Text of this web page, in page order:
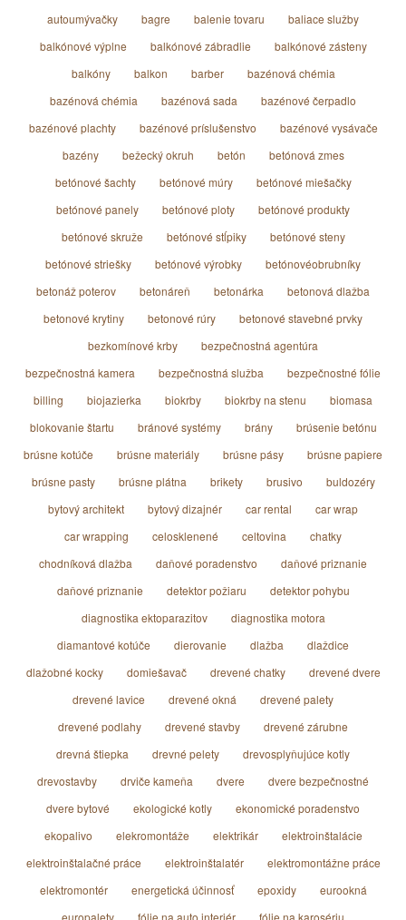
autoumývačky
bagre balenie tovaru
baliace služby
balkónové výplne
balkónové zábradlie
balkónové zásteny
balkóny
balkon barber
bazénová chémia
bazénová chémia
bazénová sada
bazénové čerpadlo
bazénové plachty
bazénové príslušenstvo
bazénové vysávače
bazény
bežecký okruh betón
betónová zmes
betónové šachty
betónové múry
betónové miešačky
betónové panely
betónové ploty
betónové produkty
betónové skruže
betónové stĺpiky
betónové steny
betónové striešky
betónové výrobky
betónovéobrubníky
betonáž poterov
betonáreň betonárka
betonová dlažba
betonové krytiny
betonové rúry
betonové stavebné prvky
bezkomínové krby
bezpečnostná agentúra
bezpečnostná kamera
bezpečnostná služba
bezpečnostné fólie
billing
biojazierka biokrby biokrby na stenu
biomasa
blokovanie štartu
bránové systémy brány
brúsenie betónu
brúsne kotúče
brúsne materiály brúsne pásy
brúsne papiere
brúsne pasty
brúsne plátna brikety brusivo
buldozéry
bytový architekt
bytový dizajnér car rental
car wrap
car wrapping
celosklenené celtovina
chatky
chodníková dlažba
daňové poradenstvo
daňové priznanie
daňové priznanie
detektor požiaru
detektor pohybu
diagnostika ektoparazitov
diagnostika motora
diamantové kotúče
dierovanie dlažba
dlaždice
dlažobné kocky
domiešavač drevené chatky
drevené dvere
drevené lavice
drevené okná
drevené palety
drevené podlahy
drevené stavby
drevené zárubne
drevná štiepka
drevné pelety
drevosplyňujúce kotly
drevostavby
drviče kameňa dvere
dvere bezpečnostné
dvere bytové
ekologické kotly
ekonomické poradenstvo
ekopalivo
elekromontáže elektrikár
elektroinštalácie
elektroinštalačné práce
elektroinštalatér
elektromontážne práce
elektromontér
energetická účinnosť epoxidy
eurookná
europalety
fólie na auto interiér fólie na karosériu